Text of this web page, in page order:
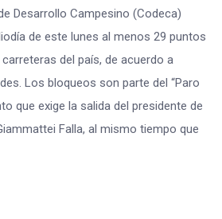
Desarrollo Campesino (Codeca)
de este lunes al menos 29 puntos
del país, de acuerdo a
Los bloqueos son parte del “Paro
que exige la salida del presidente de
Falla, al mismo tiempo que